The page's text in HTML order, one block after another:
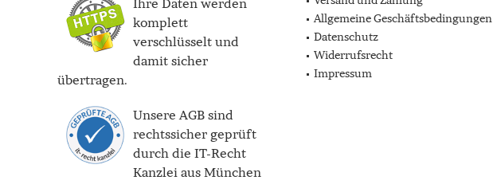
Ihre Daten werden
komplett
verschlüsselt und
damit sicher
übertragen.
Unsere AGB sind
rechtssicher geprüft
durch die IT-Recht
Kanzlei aus München
Allgemeine Geschäftsbedingungen
Datenschutz
Widerrufsrecht
Impressum